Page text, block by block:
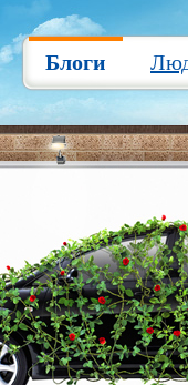
Блоги